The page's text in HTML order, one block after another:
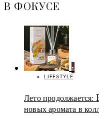
В ФОКУСЕ
1
LIFESTYLE
Лето
новых аромата в